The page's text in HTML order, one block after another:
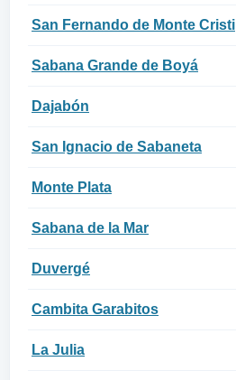
San Fernando de Monte Cristi
Sabana Grande de Boyá
Dajabón
San Ignacio de Sabaneta
Monte Plata
Sabana de la Mar
Duvergé
Cambita Garabitos
La Julia